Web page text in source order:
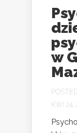
w
KWI 24,